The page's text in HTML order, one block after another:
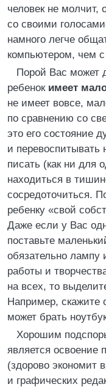
человек не молчит,
со своими
намного легче
компьютером, чем
Порой Вас может
ребенок имеет
не имеет вовсе,
по сравнению со
это его состояние
и перевоспитывать
писать (как ни для
находиться в
сосредоточиться.
ребенку «свой
Даже если у Вас
поставьте
обязательно лампу
работы и
на всех, то
Например, скажите
может брать
Хорошим
является освоение
(здорово экономит
и графических